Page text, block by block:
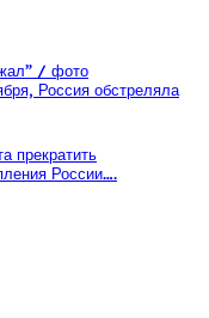
/ фото
Россия обстреляла
прекратить
России….